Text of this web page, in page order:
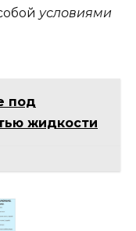
условиями
под
жидкости